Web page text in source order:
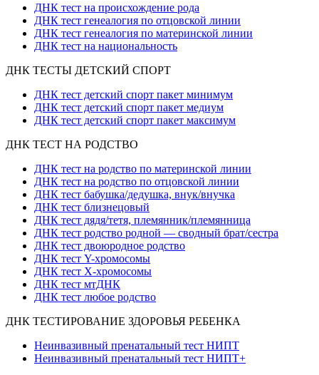
ДНК тест на происхождение рода
ДНК тест генеалогия по отцовской линии
ДНК тест генеалогия по материнской линии
ДНК тест на национальность
ДНК ТЕСТЫ ДЕТСКИЙ СПОРТ
ДНК тест детский спорт пакет минимум
ДНК тест детский спорт пакет медиум
ДНК тест детский спорт пакет максимум
ДНК ТЕСТ НА РОДСТВО
ДНК тест на родство по материнской линии
ДНК тест на родство по отцовской линии
ДНК тест бабушка/дедушка, внук/внучка
ДНК тест близнецовый
ДНК тест дядя/тетя, племянник/племянница
ДНК тест родство родной — сводный брат/сестра
ДНК тест двоюродное родство
ДНК тест Y-хромосомы
ДНК тест X-хромосомы
ДНК тест мтДНК
ДНК тест любое родство
ДНК ТЕСТИРОВАНИЕ ЗДОРОВЬЯ РЕБЕНКА
Неинвазивный пренатальный тест НИПТ
Неинвазивный пренатальный тест НИПТ+